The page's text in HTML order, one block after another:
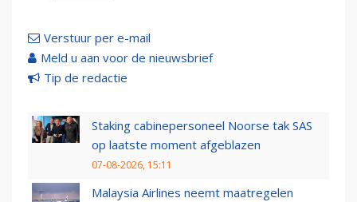
Verstuur per e-mail
Meld u aan voor de nieuwsbrief
Tip de redactie
Staking cabinepersoneel Noorse tak SAS
op laatste moment afgeblazen
07-08-2026, 15:11
Malaysia Airlines neemt maatregelen